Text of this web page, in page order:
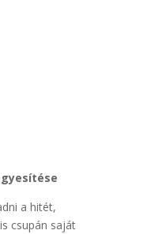
a hitét,
csupán saját